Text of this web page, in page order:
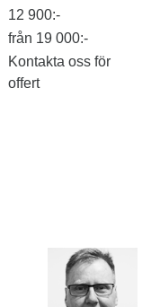
12 900:-
från 19 000:-
Kontakta oss för
offert